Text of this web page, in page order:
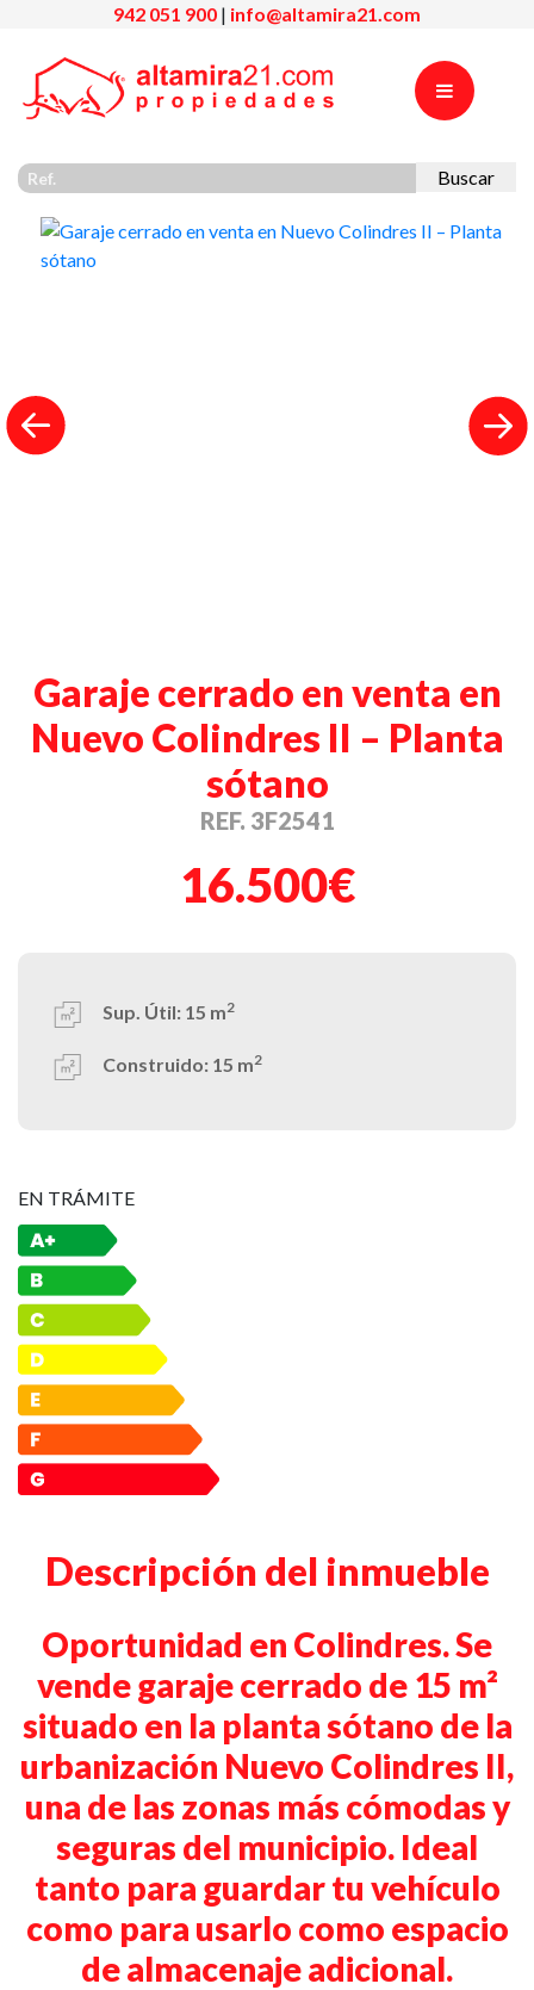
942 051 900 | info@altamira21.com
Buscar
Previous
Garaje cerrado en venta en
Nuevo Colindres II – Planta
sótano
REF. 3F2541
16.500€
Sup. Útil: 15 m2
Construido: 15 m2
EN TRÁMITE
Descripción del inmueble
Oportunidad en Colindres.Se
vendegaraje cerrado de 15 m²
situado en la planta sótano de la
urbanización Nuevo Colindres II,
una de las zonas más cómodas y
seguras del municipio. Ideal
tanto para guardar tu vehículo
como para usarlo como espacio
de almacenaje adicional.